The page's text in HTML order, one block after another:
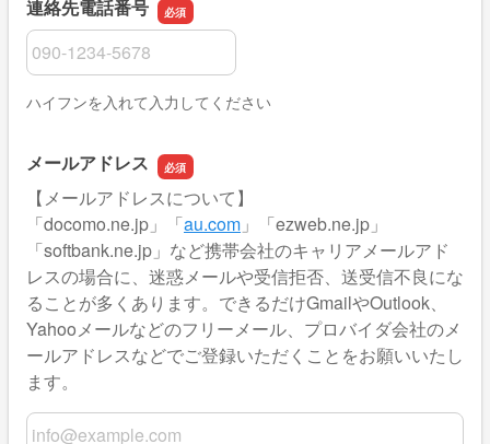
連絡先電話番号
連絡先電話番号
ハイフンを入れて入力してください
メールアドレス
【メールアドレスについて】
「docomo.ne.jp」「au.com 」「ezweb.ne.jp」
「softbank.ne.jp」など携帯会社のキャリアメールアド
レスの場合に、迷惑メールや受信拒否、送受信不良にな
ることが多くあります。できるだけGmailやOutlook、
Yahooメールなどのフリーメール、プロバイダ会社のメ
ールアドレスなどでご登録いただくことをお願いいたし
ます。
メールアドレス